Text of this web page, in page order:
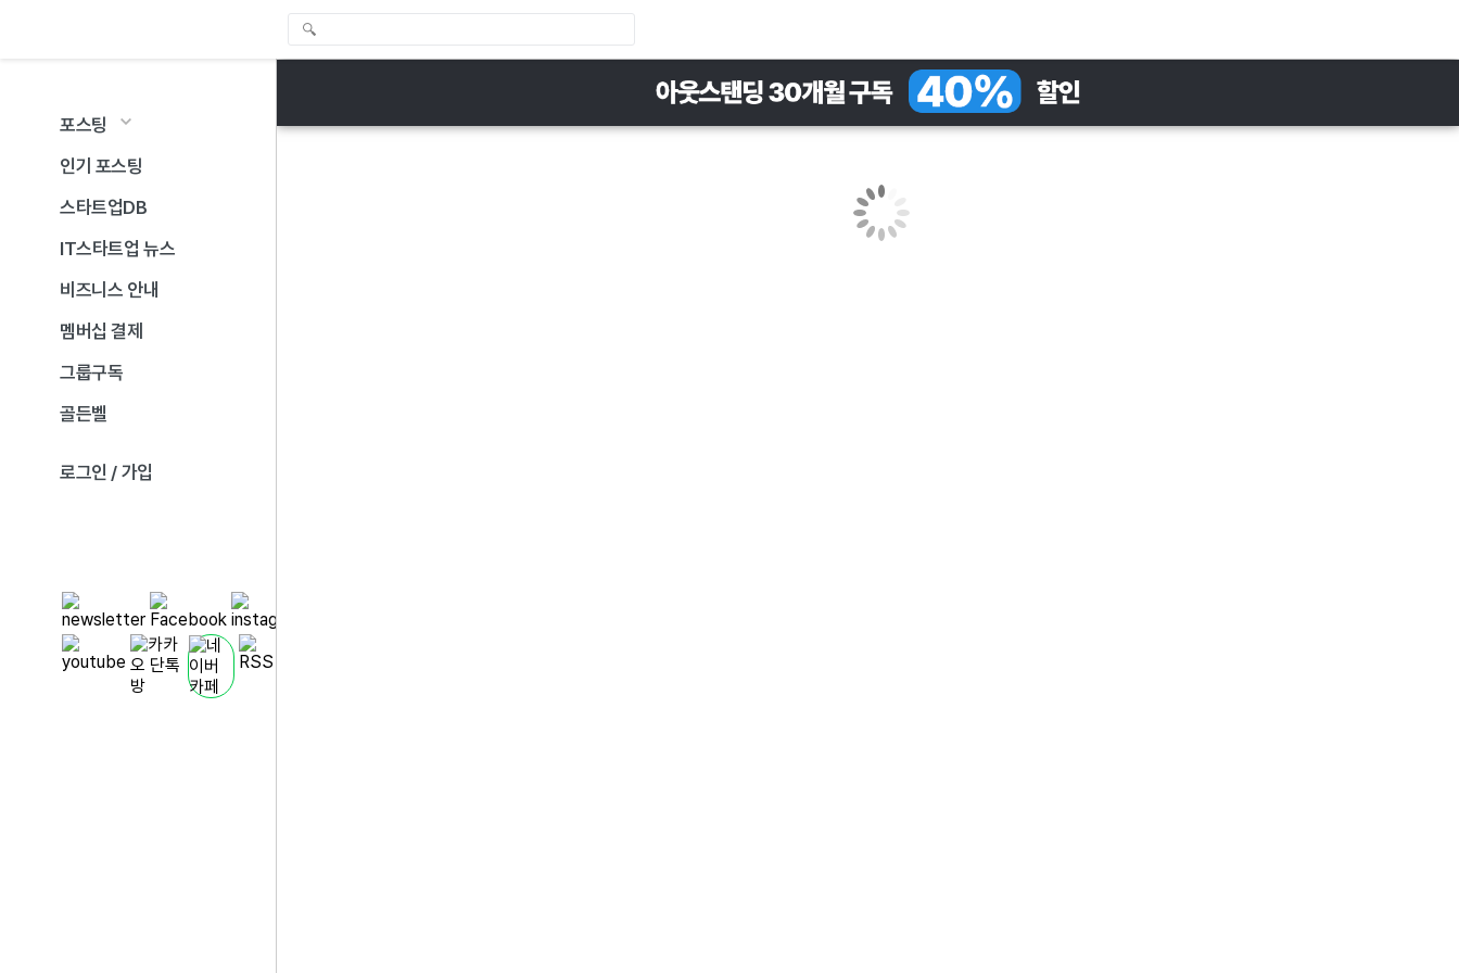
포스팅
인기 포스팅
스타트업DB
IT스타트업 뉴스
비즈니스 안내
멤버십 결제
그룹구독
골든벨
로그인 / 가입